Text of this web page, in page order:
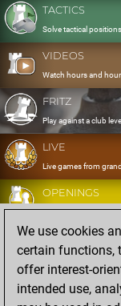
TACTICS
Solve tactical
VIDEOS
Watch hours and
FRITZ
Play against a club
LIVE
Live games from
OPENINGS
Develop and exercise
DATABASE
Eight million strong
MYGAMES
Store and analyse
We use cookies
certain functions,
offer interest-
intended use,